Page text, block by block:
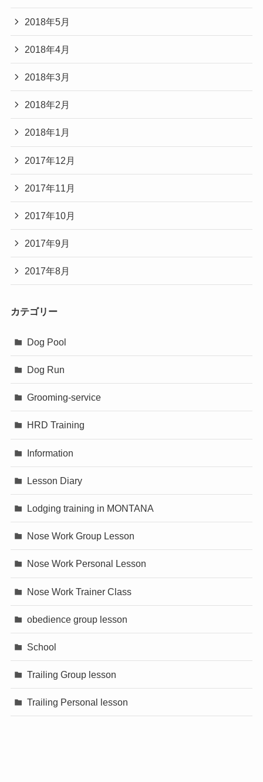
2018年5月
2018年4月
2018年3月
2018年2月
2018年1月
2017年12月
2017年11月
2017年10月
2017年9月
2017年8月
カテゴリー
Dog Pool
Dog Run
Grooming-service
HRD Training
Information
Lesson Diary
Lodging training in MONTANA
Nose Work Group Lesson
Nose Work Personal Lesson
Nose Work Trainer Class
obedience group lesson
School
Trailing Group lesson
Trailing Personal lesson